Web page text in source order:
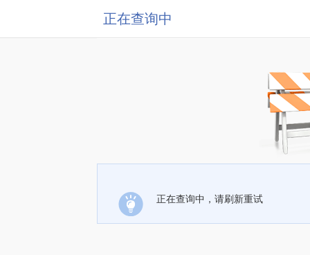
正在查询中
正在查询中，请刷新重试